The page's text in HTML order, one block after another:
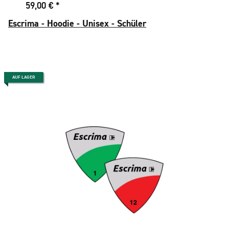
59,00 € *
Escrima - Hoodie - Unisex - Schüler
AUF LAGER